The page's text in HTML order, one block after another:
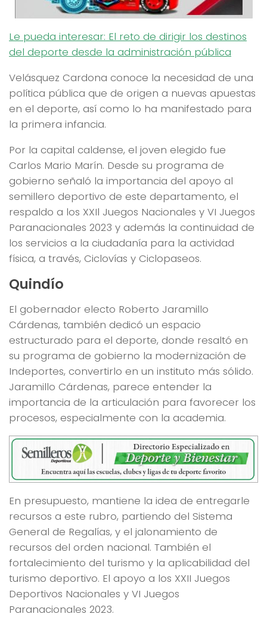
Le pueda interesar: El reto de dirigir los destinos
del deporte desde la administración pública
Velásquez Cardona conoce la necesidad de una
política pública que de origen a nuevas apuestas
en el deporte, así como lo ha manifestado para
la primera infancia.
Por la capital caldense, el joven elegido fue
Carlos Mario Marín. Desde su programa de
gobierno señaló la importancia del apoyo al
semillero deportivo de este departamento, el
respaldo a los XXIl Juegos Nacionales y VI Juegos
Paranacionales 2023 y además la continuidad de
los servicios a la ciudadanía para la actividad
física, a través, Ciclovías y Ciclopaseos.
Quindío
El gobernador electo Roberto Jaramillo
Cárdenas, también dedicó un espacio
estructurado para el deporte, donde resaltó en
su programa de gobierno la modernización de
Indeportes, convertirlo en un instituto más sólido.
Jaramillo Cárdenas, parece entender la
importancia de la articulación para favorecer los
procesos, especialmente con la academia.
En presupuesto, mantiene la idea de entregarle
recursos a este rubro, partiendo del Sistema
General de Regalías, y el jalonamiento de
recursos del orden nacional. También el
fortalecimiento del turismo y la aplicabilidad del
turismo deportivo. El apoyo a los XXII Juegos
Deportivos Nacionales y VI Juegos
Paranacionales 2023.